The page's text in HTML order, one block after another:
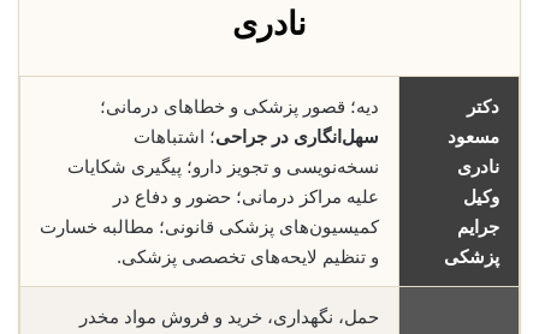
نادری
دکتر
مسعود
نادری
وکیل
جرایم
پزشکی
دیه؛ قصور پزشکی و خطاهای درمانی؛
سهل‌انگاری در جراحی؛ اشتباهات
نسخه‌نویسی و تجویز دارو؛ پیگیری شکایات
علیه مراکز درمانی؛ حضور و دفاع در
کمیسیون‌های پزشکی قانونی؛ مطالبه خسارت
و تنظیم لایحه‌های تخصصی پزشکی.
حمل، نگهداری، خرید و فروش مواد مخدر